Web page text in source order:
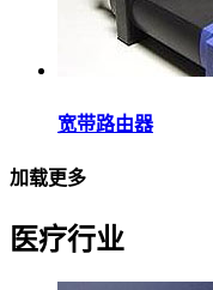
宽带路由器
加载更多
医疗行业